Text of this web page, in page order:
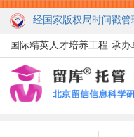
经国家版权局时间戳
国际精英人才培养工程-承办